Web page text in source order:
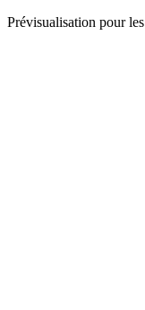
Prévisualisation pour